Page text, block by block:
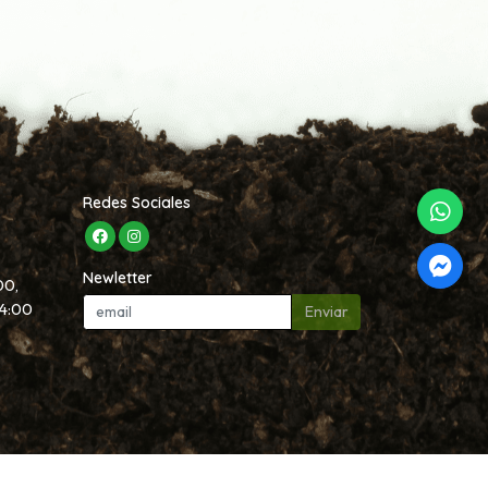
Redes Sociales
Newletter
Enviar